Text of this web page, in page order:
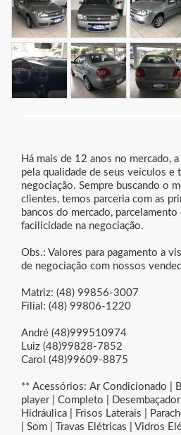
Há mais de 12 anos no mercado,
pela qualidade de seus veículos e
negociação. Sempre buscando o
clientes, temos parceria com as
bancos do mercado,
facilicidade na negociação.
Obs.: Valores para pagamento a
de negociação com nossos
Matriz: (48) 99856-3007
Filial: (48) 99806-1220
André (48)999510974
Luiz (48)99828-7852
Carol (48)99609-8875
** Acessórios: Ar Condicionado |
player | Completo |
Hidráulica | Frisos Laterais |
| Som | Travas Elétricas | Vidros